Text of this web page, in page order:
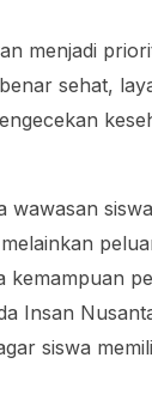
menjadi
sehat,
wawasan
Insan
siswa